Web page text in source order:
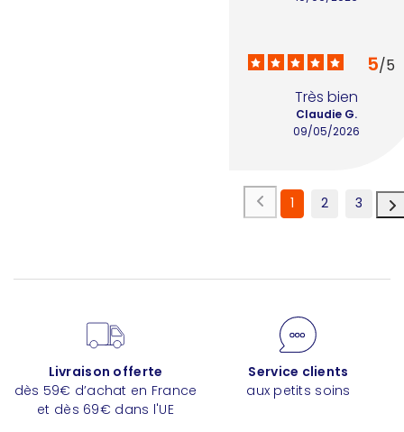
5/5
Très bien
09/05/2026
Claudie G.
1 2 3
Livraison offerte
dès 59€ d’achat en France
et dès 69€ dans l'UE
Service clients
aux petits soins